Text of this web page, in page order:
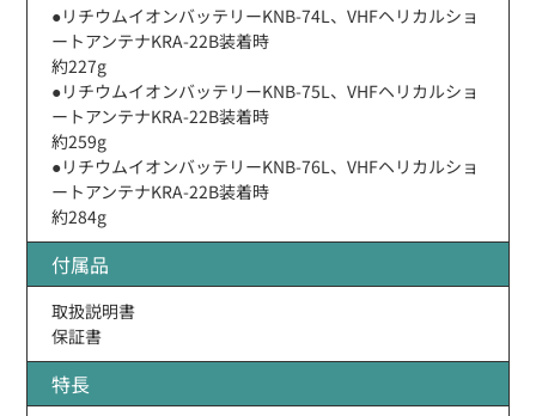
●リチウムイオンバッテリーKNB-74L、VHFヘリカルショ
ートアンテナKRA-22B装着時
約227g
●リチウムイオンバッテリーKNB-75L、VHFヘリカルショ
ートアンテナKRA-22B装着時
約259g
●リチウムイオンバッテリーKNB-76L、VHFヘリカルショ
ートアンテナKRA-22B装着時
約284g
付属品
取扱説明書
保証書
特長